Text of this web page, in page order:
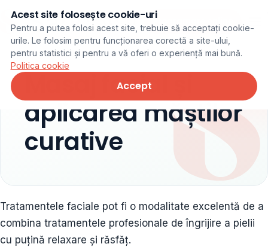
Programare online
Masaj facial și
aplicarea măștilor
curative
Tratamentele faciale pot fi o modalitate excelentă de a
combina tratamentele profesionale de îngrijire a pielii
cu puțină relaxare și răsfăț.
Acest site folosește cookie-uri
Pentru a putea folosi acest site, trebuie să acceptați cookie-
urile. Le folosim pentru funcționarea corectă a site-ului,
pentru statistici și pentru a vă oferi o experiență mai bună.
Politica cookie
Accept